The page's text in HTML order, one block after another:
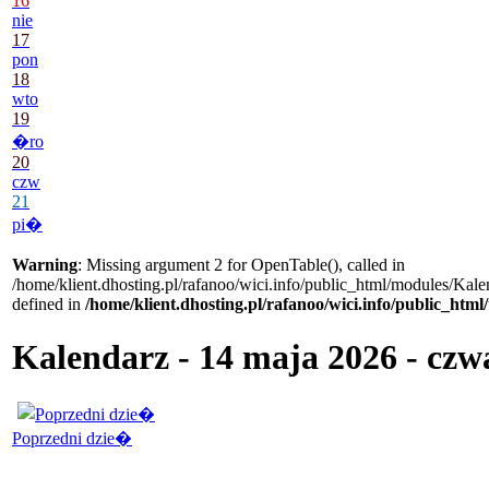
nie
17
pon
18
wto
19
�ro
20
czw
21
pi�
Warning: Missing argument 2 for OpenTable(), called in
/home/klient.dhosting.pl/rafanoo/wici.info/public_html/modules/
defined in /home/klient.dhosting.pl/rafanoo/wici.info/
Kalendarz - 14 maja 2026 -
Poprzedni dzie�